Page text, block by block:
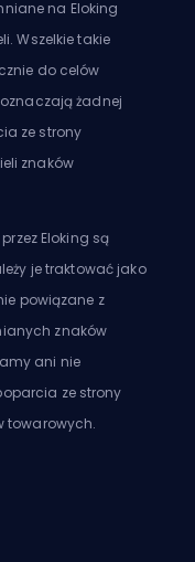
na Eloking
Wszelkie takie
do celów
żadnej
ze strony
znaków
Eloking są
je traktować jako
powiązane z
znaków
ani nie
ze strony
towarowych.